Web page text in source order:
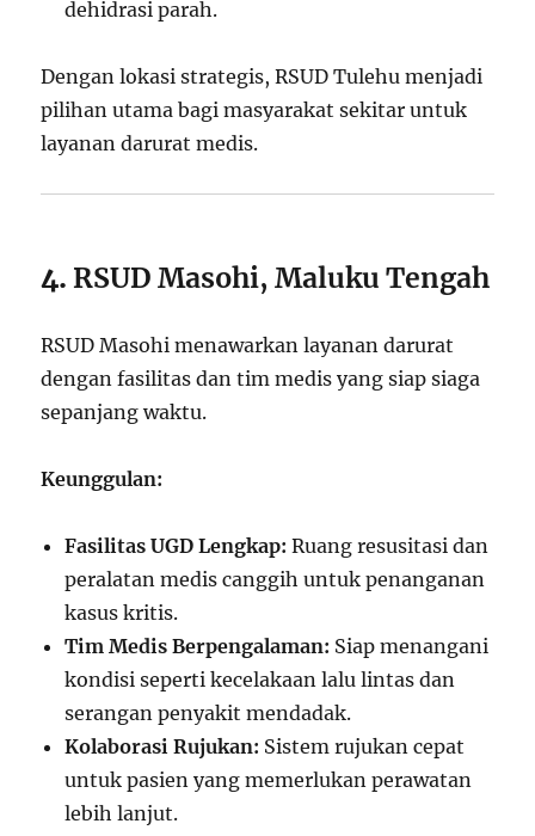
dehidrasi parah.
Dengan lokasi strategis, RSUD Tulehu menjadi
pilihan utama bagi masyarakat sekitar untuk
layanan darurat medis.
4.RSUD Masohi, Maluku Tengah
RSUD Masohi menawarkan layanan darurat
dengan fasilitas dan tim medis yang siap siaga
sepanjang waktu.
Keunggulan:
Fasilitas UGD Lengkap: Ruang resusitasi dan
peralatan medis canggih untuk penanganan
kasus kritis.
Tim Medis Berpengalaman: Siap menangani
kondisi seperti kecelakaan lalu lintas dan
serangan penyakit mendadak.
Kolaborasi Rujukan: Sistem rujukan cepat
untuk pasien yang memerlukan perawatan
lebih lanjut.